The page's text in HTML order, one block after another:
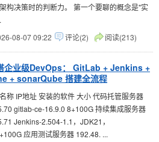
构决策时的判断力。 第一个要聊的概念是"实
08-07 09:22 评论(2) 阅读(213)
企业级DevOps： GitLab + Jenkins +
+ sonarQube 搭建全流程
称 IP地址 安装的软件 大小 代码托管服务器
gitlab-ce-16.9.0 8+100G 持续集成服务器
Jenkins-2.504-1.1，JDK21，
应用测试服务器 192.48. ...